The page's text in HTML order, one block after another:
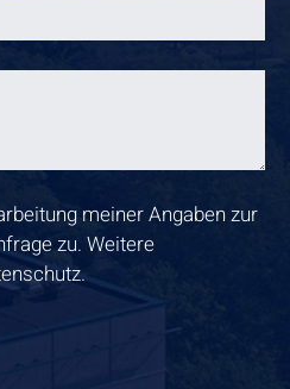
meiner Angaben zur
zu. Weitere
.